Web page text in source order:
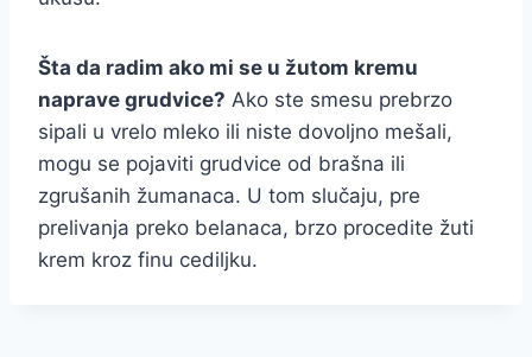
Šta da radim ako mi se u žutom kremu
naprave grudvice? Ako ste smesu prebrzo
sipali u vrelo mleko ili niste dovoljno mešali,
mogu se pojaviti grudvice od brašna ili
zgrušanih žumanaca. U tom slučaju, pre
prelivanja preko belanaca, brzo procedite žuti
krem kroz finu cediljku.